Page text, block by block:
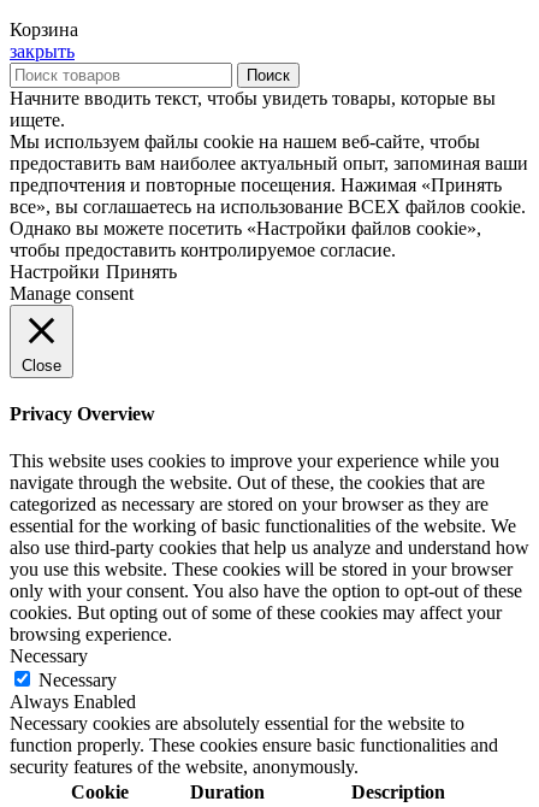
Корзина
закрыть
Поиск
Начните вводить текст, чтобы увидеть товары, которые вы
ищете.
Мы используем файлы cookie на нашем веб-сайте, чтобы
предоставить вам наиболее актуальный опыт, запоминая ваши
предпочтения и повторные посещения. Нажимая «Принять
все», вы соглашаетесь на использование ВСЕХ файлов cookie.
Однако вы можете посетить «Настройки файлов cookie»,
чтобы предоставить контролируемое согласие.
Настройки Принять
Manage consent
Close
Privacy Overview
This website uses cookies to improve your experience while you
navigate through the website. Out of these, the cookies that are
categorized as necessary are stored on your browser as they are
essential for the working of basic functionalities of the website. We
also use third-party cookies that help us analyze and understand how
you use this website. These cookies will be stored in your browser
only with your consent. You also have the option to opt-out of these
cookies. But opting out of some of these cookies may affect your
browsing experience.
Necessary
Necessary
Always Enabled
Necessary cookies are absolutely essential for the website to
function properly. These cookies ensure basic functionalities and
security features of the website, anonymously.
Cookie
Duration Description